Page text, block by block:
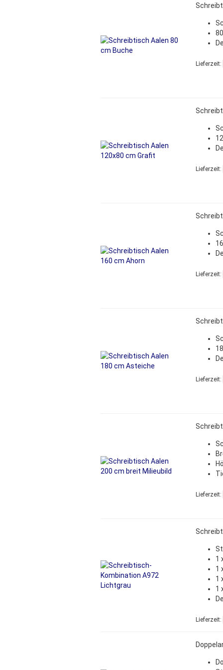
Lieferzeit:
Lieferzeit:
Lieferzeit:
Lieferzeit:
Lieferzeit:
1
1
1
1
Lieferzeit: